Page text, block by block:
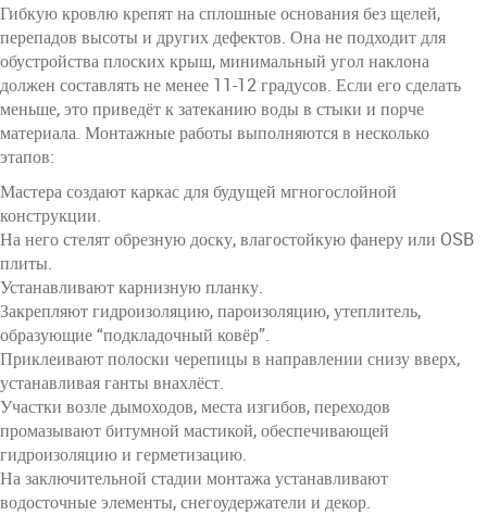
Гибкую кровлю крепят на сплошные основания без щелей,
перепадов высоты и других дефектов. Она не подходит для
обустройства плоских крыш, минимальный угол наклона
должен составлять не менее 11-12 градусов. Если его сделать
меньше, это приведёт к затеканию воды в стыки и порче
материала. Монтажные работы выполняются в несколько
этапов:
Мастера создают каркас для будущей мгногослойной
конструкции.
На него стелят обрезную доску, влагостойкую фанеру или OSB
плиты.
Устанавливают карнизную планку.
Закрепляют гидроизоляцию, пароизоляцию, утеплитель,
образующие “подкладочный ковёр”.
Приклеивают полоски черепицы в направлении снизу вверх,
устанавливая ганты внахлёст.
Участки возле дымоходов, места изгибов, переходов
промазывают битумной мастикой, обеспечивающей
гидроизоляцию и герметизацию.
На заключительной стадии монтажа устанавливают
водосточные элементы, снегоудержатели и декор.